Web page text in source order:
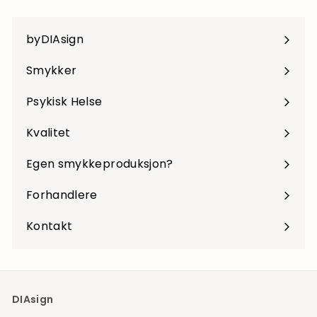
byDIAsign
Smykker
Psykisk Helse
Kvalitet
Egen smykkeproduksjon?
Forhandlere
Kontakt
DIAsign